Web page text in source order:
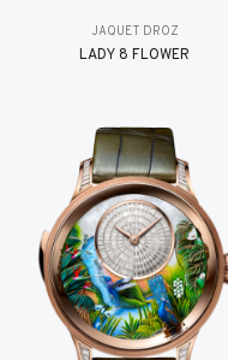
JAQUET DROZ
LADY 8 FLOWER